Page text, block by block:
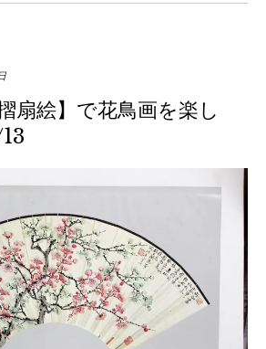
扇絵】で花鳥画を楽し